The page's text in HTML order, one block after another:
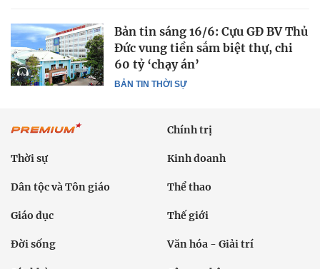
BẢN TIN THỜI SỰ
Bản tin sáng 16/6: Cựu GĐ BV Thủ
Đức vung tiền sắm biệt thự, chi
60 tỷ ‘chạy án’
Chính trị
Thời sự Kinh doanh
Dân tộc và Tôn giáo Thể thao
Giáo dục Thế giới
Đời sống Văn hóa - Giải trí